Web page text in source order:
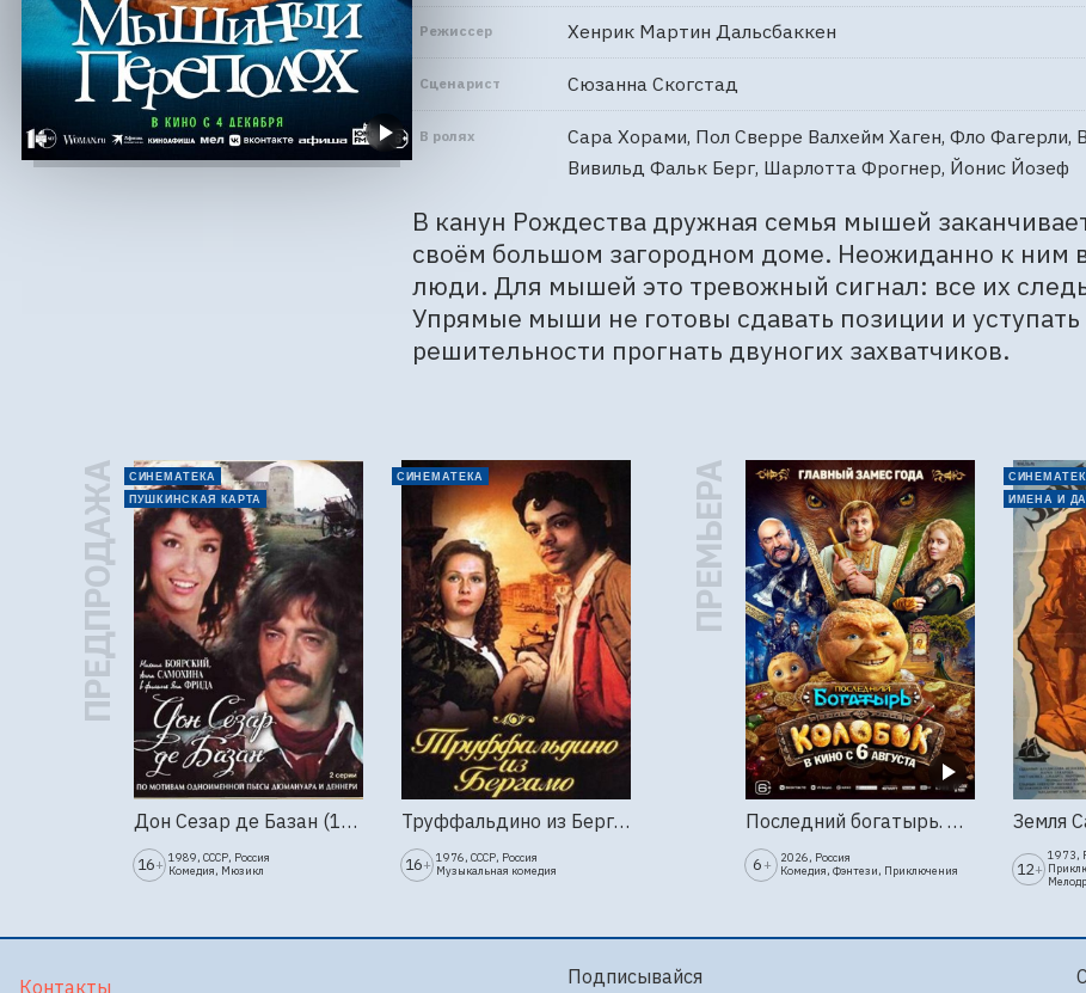
Режиссер Хенрик Мартин Дальсбаккен
Сценарист Сюзанна Скогстад
В ролях
Сара Хорами, Пол Сверре Валхейм Хаген, Фло
Вивильд Фальк Берг, Шарлотта Фрогнер, Йонис Йозеф
В канун Рождества дружная семья мышей
своём большом загородном доме. Неожиданно к ним
люди. Для мышей это тревожный сигнал: все их
Упрямые мыши не готовы сдавать позиции и
решительности прогнать двуногих захватчиков.
ПРЕДПРОДАЖА
СИНЕМАТЕКА
ПУШКИНСКАЯ КАРТА
Дон Сезар де Базан (1989г., Ленфильм, 2 серии)
16+ 1989, СССР, Россия
Комедия, Мюзикл
СИНЕМАТЕКА
Труффальдино из Бергамо (1976г., Ленфильм, 2 серии)
16+ 1976, СССР, Россия
Музыкальная комедия
ПРЕМЬЕРА
Последний богатырь. Колобок
6 +
2026, Россия
Комедия, Фэнтези, Приключения
ИМЕНА И
12+
1973,
Контакты Подписывайся